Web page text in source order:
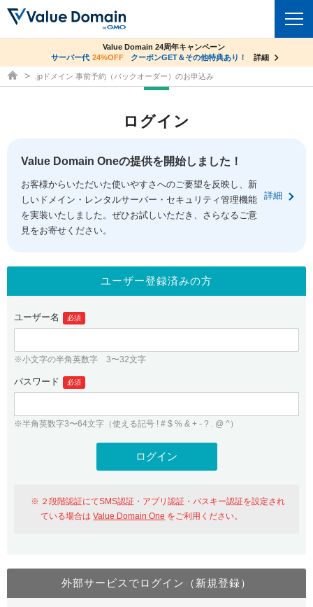
ドメイントップ
ドメイン移管
ドメイン価格一覧
ドメイン一括検索
.jpドメインオークション
gTLDオークション NEW!
.jpドメインバックオーダー
プレミアムドメイン
人気ドメインの種類
WHOIS検索
コアサーバー
バリューサーバー
XREA
セキュリティトップ
Value Domain ネットde診断
SSL証明書
サービストップ
お得意様割引
紹介制度
バリュードメインAPI
ドメイン・ホスティングOEM
facebook
ログイン
従来のバリュードメインをご利用希望の方
Value Domainにログイン
おすすめ One レンタルサーバーを含む最新の機能を使う方
Value Domain Oneにログイン
ユーザー登録
co.jpドメイン✕コアサーバーV2ビジネス応援キャンペーン
サーバー料金1年間無料
詳細
Value Domain 24周年キャンペーン
サーバー代 24%OFF クーポンGET＆その他特典あり！ 詳細
ドメイン取得ならバリュードメイン
.jpドメイン 事前予約（バックオーダー）のお申込み
ログイン
Value Domain Oneの提供を開始しました！
お客様からいただいた使いやすさへのご要望を反映し、新
しいドメイン・レンタルサーバー・セキュリティ管理機能
を実装いたしました。ぜひお試しいただき、さらなるご意
見をお寄せください。
詳細
ユーザー登録済みの方
ユーザー名 必須
※小文字の半角英数字 3〜32文字
パスワード 必須
※半角英数字3〜64文字（使える記号 ! # $ % & + - ? . @ ^）
２段階認証にてSMS認証・アプリ認証・パスキー認証を設定され
ている場合はValue Domain One をご利用ください。
外部サービスでログイン（新規登録）